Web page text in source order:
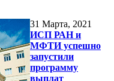
31 Марта, 2021
ИСП РАН и
МФТИ успешно
запустили
программу
выплат